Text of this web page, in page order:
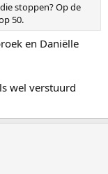
stoppen? Op de
50.
en Daniëlle
wel verstuurd